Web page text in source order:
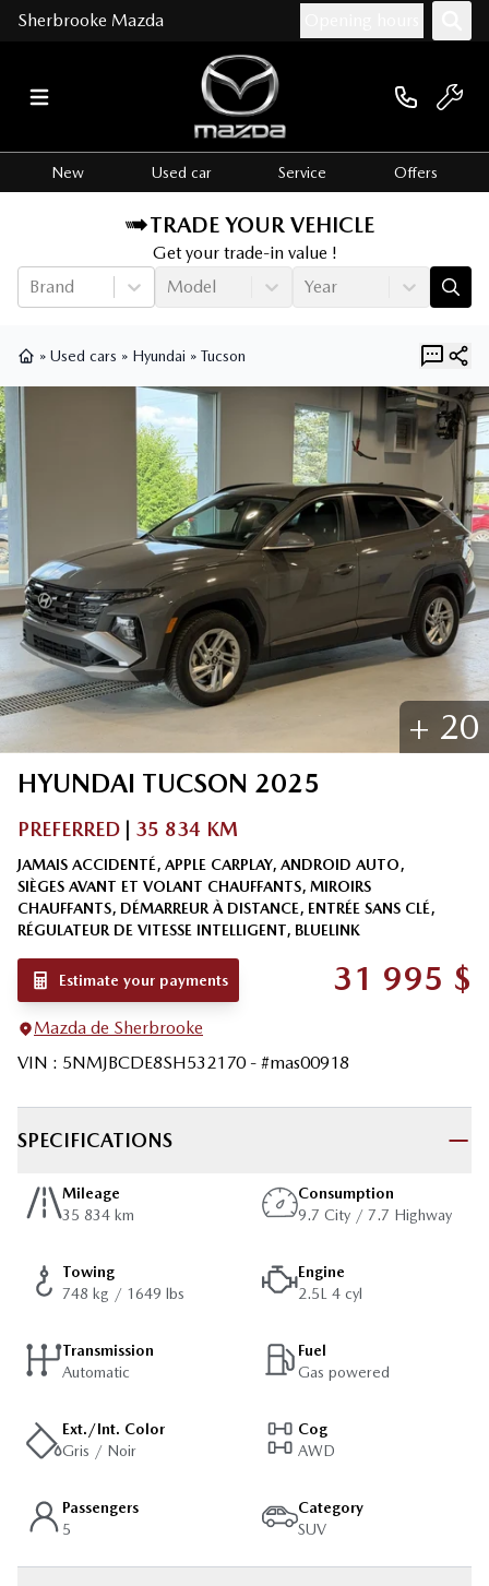
Sherbrooke Mazda
New Used car Service Offers
TRADE YOUR VEHICLE
Get your trade-in value !
Brand
Model Year
» Used cars » Hyundai » Tucson
+ 20
HYUNDAI TUCSON 2025
PREFERRED 35 834 KM
JAMAIS ACCIDENTÉ, APPLE CARPLAY, ANDROID AUTO,
SIÈGES AVANT ET VOLANT CHAUFFANTS, MIROIRS
CHAUFFANTS, DÉMARREUR À DISTANCE, ENTRÉE SANS CLÉ,
RÉGULATEUR DE VITESSE INTELLIGENT, BLUELINK
31 995 $
Estimate your payments
Mazda de Sherbrooke
VIN : 5NMJBCDE8SH532170 - #mas00918
SPECIFICATIONS
Mileage
35 834 km
Consumption
9.7 City / 7.7 Highway
Towing
748 kg / 1649 lbs
Engine
2.5L 4 cyl
Transmission
Automatic
Fuel
Gas powered
Ext./Int. Color
Gris / Noir
Cog
AWD
Passengers
5
Category
SUV